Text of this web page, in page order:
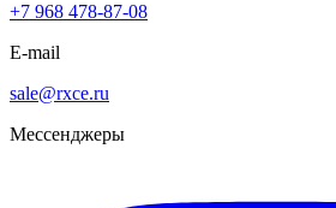
+7 968 478-87-08
E-mail
sale@rxce.ru
Мессенджеры